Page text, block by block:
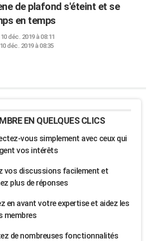
de plafond s'éteint et se
en temps
10 déc. 2019 à 08:11
10 déc. 2019 à 08:35
EN QUELQUES CLICS
vous simplement avec ceux qui
vos intérêts
vos discussions facilement et
plus de réponses
en avant votre expertise et aidez les
membres
de nombreuses fonctionnalités